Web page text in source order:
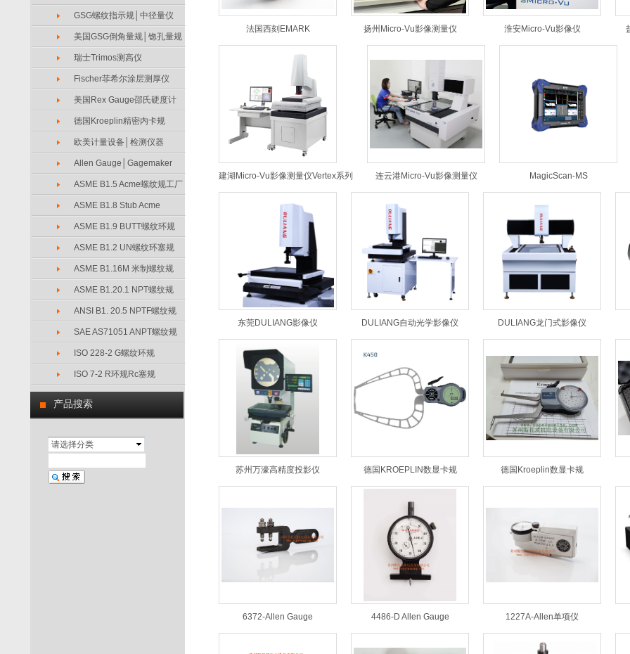
产品搜索
请选择分类
GSG螺纹指示规│中径量仪
美国GSG倒角量规│锪孔量规
瑞士Trimos测高仪
Fischer菲希尔涂层测厚仪
美国Rex Gauge邵氏硬度计
德国Kroeplin精密内卡规
欧美计量设备│检测仪器
Allen Gauge│Gagemaker
ASME B1.5 Acme螺纹规工厂
ASME B1.8 Stub Acme
ASME B1.9 BUTT螺纹环规
ASME B1.2 UN螺纹环塞规
ASME B1.16M 米制螺纹规
ASME B1.20.1 NPT螺纹规
ANSI B1. 20.5 NPTF螺纹规
SAE AS71051 ANPT螺纹规
ISO 228-2 G螺纹环规
ISO 7-2 R环规Rc塞规
法国西刻EMARK 扬州Micro-Vu影像测量仪 淮安Micro-Vu影像仪
建湖Micro-Vu影像测量仪Vertex系列 连云港Micro-Vu影像测量仪 MagicScan-MS
东莞DULIANG影像仪 DULIANG自动光学影像仪 DULIANG龙门式影像仪
苏州万濠高精度投影仪 德国KROEPLIN数显卡规 德国Kroeplin数显卡规
6372-Allen Gauge 4486-D Allen Gauge 1227A-Allen单项仪